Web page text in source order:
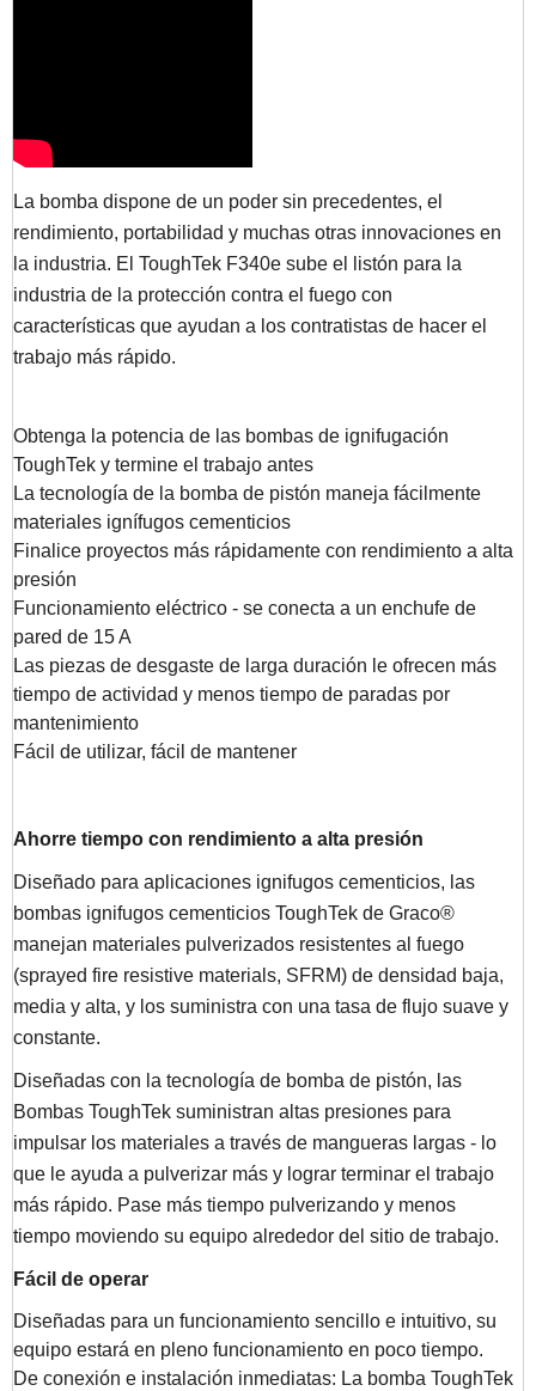
La bomba dispone de un poder sin precedentes, el
rendimiento, portabilidad y muchas otras innovaciones en
la industria. El ToughTek F340e sube el listón para la
industria de la protección contra el fuego con
características que ayudan a los contratistas de hacer el
trabajo más rápido.
Obtenga la potencia de las bombas de ignifugación
ToughTek y termine el trabajo antes
La tecnología de la bomba de pistón maneja fácilmente
materiales ignífugos cementicios
Finalice proyectos más rápidamente con rendimiento a alta
presión
Funcionamiento eléctrico - se conecta a un enchufe de
pared de 15 A
Las piezas de desgaste de larga duración le ofrecen más
tiempo de actividad y menos tiempo de paradas por
mantenimiento
Fácil de utilizar, fácil de mantener
Ahorre tiempo con rendimiento a alta presión
Diseñado para aplicaciones ignifugos cementicios, las
bombas ignifugos cementicios ToughTek de Graco®
manejan materiales pulverizados resistentes al fuego
(sprayed fire resistive materials, SFRM) de densidad baja,
media y alta, y los suministra con una tasa de flujo suave y
constante.
Diseñadas con la tecnología de bomba de pistón, las
Bombas ToughTek suministran altas presiones para
impulsar los materiales a través de mangueras largas - lo
que le ayuda a pulverizar más y lograr terminar el trabajo
más rápido. Pase más tiempo pulverizando y menos
tiempo moviendo su equipo alrededor del sitio de trabajo.
Fácil de operar
Diseñadas para un funcionamiento sencillo e intuitivo, su
equipo estará en pleno funcionamiento en poco tiempo.
De conexión e instalación inmediatas: La bomba ToughTek